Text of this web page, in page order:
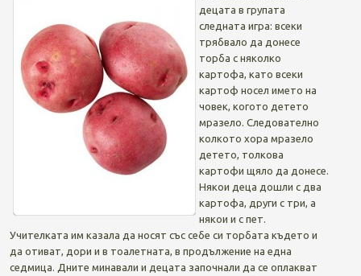
децата в групата
следната игра: всеки
трябвало да донесе
торба с няколко
картофа, като всеки
картоф носел името на
човек, когото детето
мразело. Следователно
колкото хора мразело
детето, толкова
картофи щяло да донесе.
Някои деца дошли с два
картофа, други с три, а
някои и с пет.
Учителката им казала да носят със себе си торбата където и
да отиват, дори и в тоалетната, в продължение на една
седмица. Дните минавали и децата започнали да се оплакват